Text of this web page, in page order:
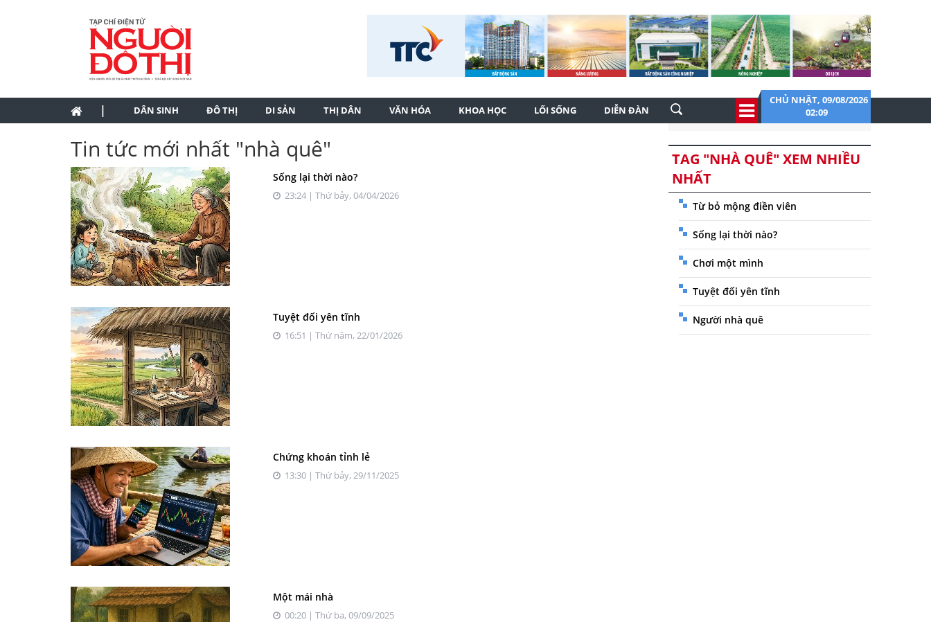
| DÂN SINH ĐÔ THỊ DI SẢN THỊ DÂN VĂN HÓA KHOA HỌC LỐI SỐNG DIỄN ĐÀN
CHỦ NHẬT, 09/08/2026
02:09
Tin tức mới nhất "nhà quê"
Sống lại thời nào?
23:24 | Thứ bảy, 04/04/2026
Tuyệt đối yên tĩnh
16:51 | Thứ năm, 22/01/2026
Chứng khoán tỉnh lẻ
13:30 | Thứ bảy, 29/11/2025
Một mái nhà
00:20 | Thứ ba, 09/09/2025
TAG "NHÀ QUÊ" XEM NHIỀU
NHẤT
Từ bỏ mộng điền viên
Sống lại thời nào?
Chơi một mình
Tuyệt đối yên tĩnh
Người nhà quê